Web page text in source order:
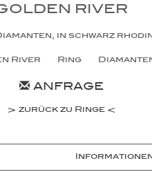
RIVER
in schwarz
River
Ring
ANFRAGE
zurück zu Ringe